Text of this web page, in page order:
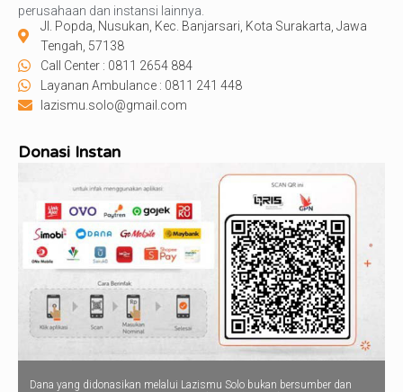
perusahaan dan instansi lainnya.
Jl. Popda, Nusukan, Kec. Banjarsari, Kota Surakarta, Jawa
Tengah, 57138
Call Center : 0811 2654 884
Layanan Ambulance : 0811 241 448
lazismu.solo@gmail.com
Donasi Instan
Dana yang didonasikan melalui Lazismu Solo bukan bersumber dan